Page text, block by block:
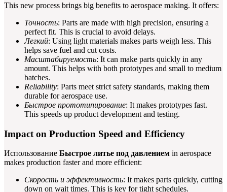
This new process brings big benefits to aerospace making. It offers:
Точность: Parts are made with high precision, ensuring a
perfect fit. This is crucial to avoid delays.
Легкий: Using light materials makes parts weigh less. This
helps save fuel and cut costs.
Масштабируемость: It can make parts quickly in any
amount. This helps with both prototypes and small to medium
batches.
Reliability: Parts meet strict safety standards, making them
durable for aerospace use.
Быстрое прототипирование: It makes prototypes fast.
This speeds up product development and testing.
Impact on Production Speed and Efficiency
Использование Быстрое литье под давлением in aerospace
makes production faster and more efficient:
Скорость и эффективность: It makes parts quickly, cutting
down on wait times. This is key for tight schedules.